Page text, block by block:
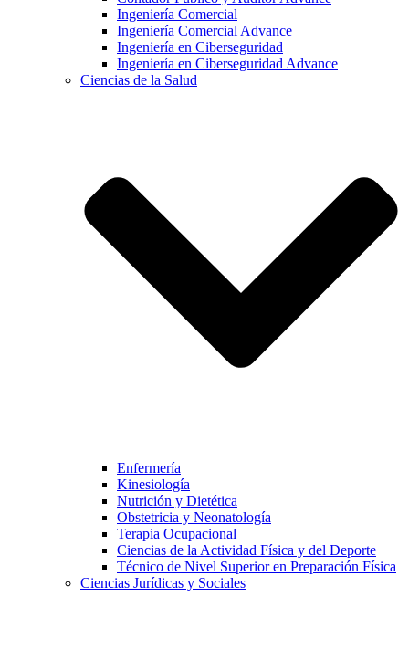
Ingeniería Comercial
Ingeniería Comercial Advance
Ingeniería en Ciberseguridad
Ingeniería en Ciberseguridad Advance
Ciencias de la Salud
Enfermería
Kinesiología
Nutrición y Dietética
Obstetricia y Neonatología
Terapia Ocupacional
Ciencias de la Actividad Física y del Deporte
Técnico de Nivel Superior en Preparación Física
Ciencias Jurídicas y Sociales